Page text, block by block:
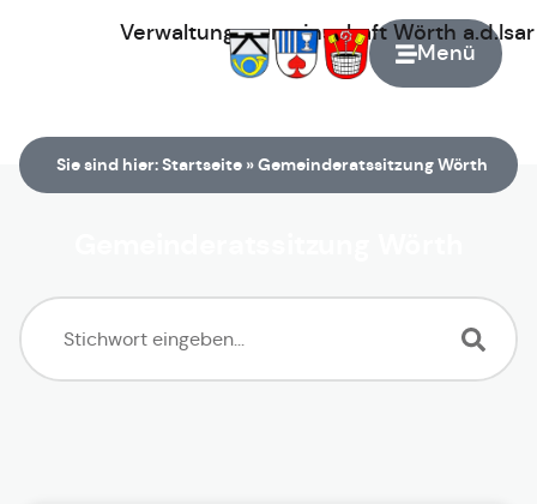
Menü
Verwaltungsgemeinschaft Wörth
Sie sind hier:Startseite »Gemeinderatssitzung Wörth